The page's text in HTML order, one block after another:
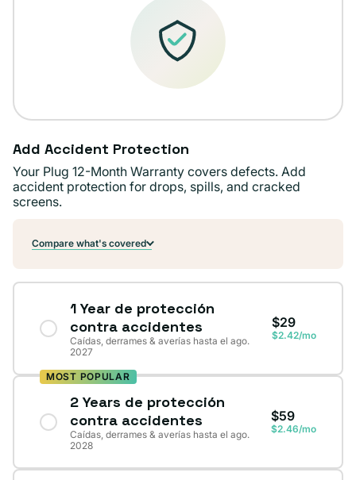
Add Accident Protection
Your Plug 12-Month Warranty covers defects. Add
accident protection for drops, spills, and cracked
screens.
Compare what's covered
1 Year de protección
contra accidentes
Caídas, derrames & averías hasta el ago.
2027
$29
$2.42/mo
MOST POPULAR
2 Years de protección
contra accidentes
Caídas, derrames & averías hasta el ago.
2028
$59
$2.46/mo